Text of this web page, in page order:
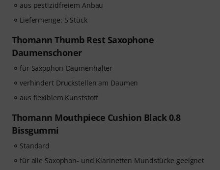
aus pestizidfreiem Anbau
Liefermenge: 5 Stück
Thomann Thumb Rest Saxophone
Daumenschoner
für Saxophon-Daumenhalter
verhindert Druckstellen am Daumen
aus flexiblem Kunststoff
Thomann Mouthpiece Cushion Black 0.8
Bissgummi
Standard
für alle Saxophon- und Klarinetten Mundstücke geeignet